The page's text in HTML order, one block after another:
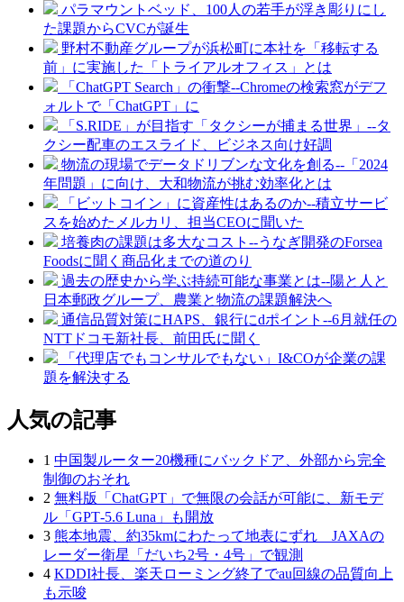
パラマウントベッド、100人の若手が浮き彫りにし
た課題からCVCが誕生
野村不動産グループが浜松町に本社を「移転する
前」に実施した「トライアルオフィス」とは
「ChatGPT Search」の衝撃--Chromeの検索窓がデフ
ォルトで「ChatGPT」に
「S.RIDE」が目指す「タクシーが捕まる世界」--タ
クシー配車のエスライド、ビジネス向け好調
物流の現場でデータドリブンな文化を創る--「2024
年問題」に向け、大和物流が挑む効率化とは
「ビットコイン」に資産性はあるのか--積立サービ
スを始めたメルカリ、担当CEOに聞いた
培養肉の課題は多大なコスト--うなぎ開発のForsea
Foodsに聞く商品化までの道のり
過去の歴史から学ぶ持続可能な事業とは--陽と人と
日本郵政グループ、農業と物流の課題解決へ
通信品質対策にHAPS、銀行にdポイント--6月就任の
NTTドコモ新社長、前田氏に聞く
「代理店でもコンサルでもない」I&COが企業の課
題を解決する
人気の記事
1 中国製ルーター20機種にバックドア、外部から完全
制御のおそれ
2 無料版「ChatGPT」で無限の会話が可能に、新モデ
ル「GPT‑5.6 Luna」も開放
3 熊本地震、約35kmにわたって地表にずれ JAXAの
レーダー衛星「だいち2号・4号」で観測
4 KDDI社長、楽天ローミング終了でau回線の品質向上
も示唆